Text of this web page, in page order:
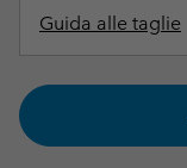
Guida alle taglie